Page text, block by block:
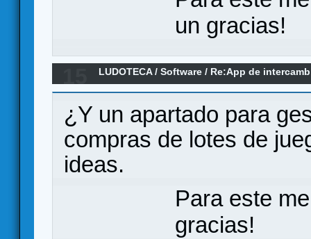
un gracias!
LUDOTECA/Software / Re:App de
¿Y un apartado para
compras de lotes de
ideas.
Para este
gracias!